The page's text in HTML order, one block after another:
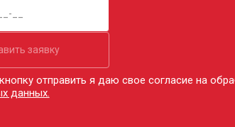
заявку
отправить я даю свое согласие на
данных.